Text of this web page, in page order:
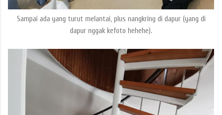
Sampai ada yang turut melantai, plus nangkring di dapur (yang di
dapur nggak kefoto hehehe).